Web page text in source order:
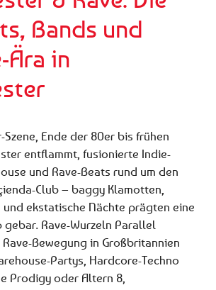
Bands und
Ära in
Szene, Ende der 80er bis frühen
entflammt, fusionierte Indie-
und Rave-Beats rund um den
Club – baggy Klamotten,
und ekstatische Nächte prägten eine
Rave-Wurzeln Parallel
Bewegung in Großbritannien
Partys, Hardcore-Techno
Prodigy oder Altern 8,